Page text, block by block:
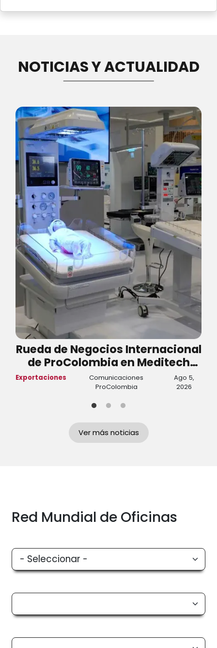
NOTICIAS Y ACTUALIDAD
Rueda de Negocios Internacional
de ProColombia en Meditech
generó negocios por cerca de
USD 5,8 millones
Exportaciones
Comunicaciones
ProColombia
Ago 5,
2026
Ver más noticias
Red Mundial de Oficinas